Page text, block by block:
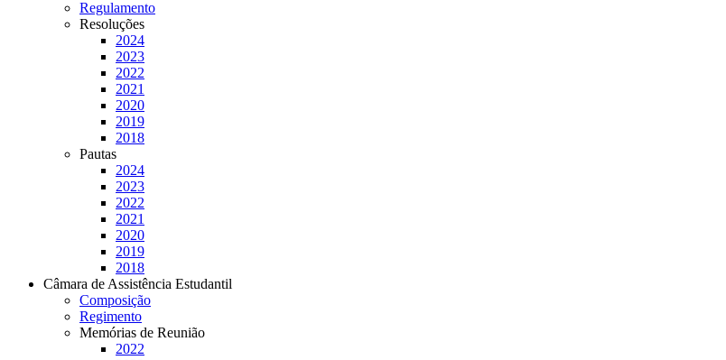
Regulamento
Resoluções
2024
2023
2022
2021
2020
2019
2018
Pautas
2024
2023
2022
2021
2020
2019
2018
Câmara de Assistência Estudantil
Composição
Regimento
Memórias de Reunião
2022